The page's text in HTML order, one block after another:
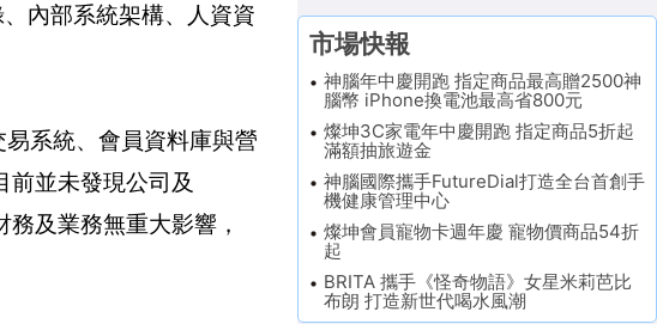
內部系統架構、人資資
系統、會員資料庫與營
並未發現公司及
及業務無重大影響，
市場快報
神腦年中慶開跑 指定商品最高贈2500神
腦幣 iPhone換電池最高省800元
燦坤3C家電年中慶開跑 指定商品5折起
滿額抽旅遊金
神腦國際攜手FutureDial打造全台首創手
機健康管理中心
燦坤會員寵物卡週年慶 寵物價商品54折
起
BRITA 攜手《怪奇物語》女星米莉芭比
布朗 打造新世代喝水風潮